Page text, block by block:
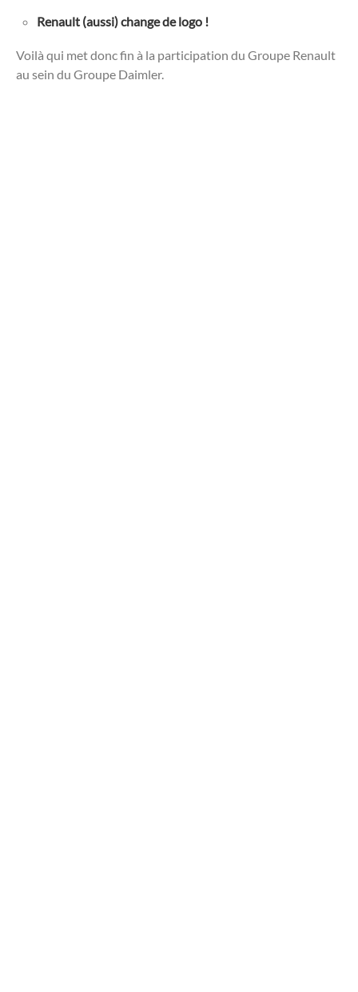
Renault (aussi) change de logo !
Voilà qui met donc fin à la participation du Groupe Renault
au sein du Groupe Daimler.